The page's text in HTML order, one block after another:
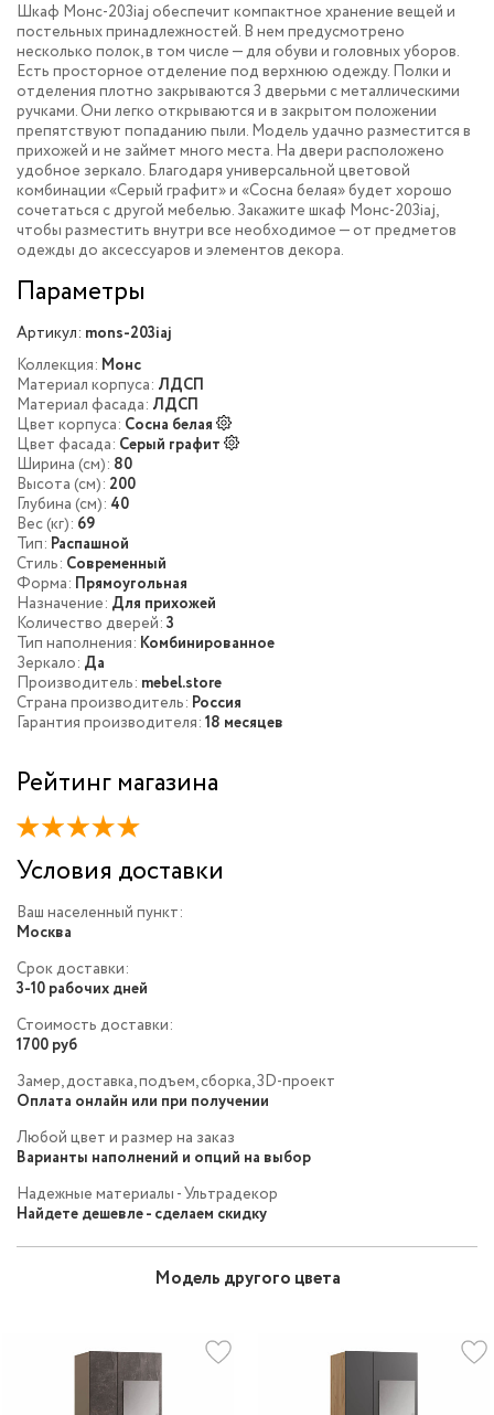
Шкаф Монс-203iaj обеспечит компактное хранение вещей и
постельных принадлежностей. В нем предусмотрено
несколько полок, в том числе — для обуви и головных уборов.
Есть просторное отделение под верхнюю одежду. Полки и
отделения плотно закрываются 3 дверьми с металлическими
ручками. Они легко открываются и в закрытом положении
препятствуют попаданию пыли. Модель удачно разместится в
прихожей и не займет много места. На двери расположено
удобное зеркало. Благодаря универсальной цветовой
комбинации «Серый графит» и «Сосна белая» будет хорошо
сочетаться с другой мебелью. Закажите шкаф Монс-203iaj,
чтобы разместить внутри все необходимое — от предметов
одежды до аксессуаров и элементов декора.
Параметры
Артикул: mons-203iaj
Коллекция: Монс
Материал корпуса: ЛДСП
Материал фасада: ЛДСП
Цвет корпуса: Сосна белая
Цвет фасада: Серый графит
Ширина (см): 80
Высота (см): 200
Глубина (см): 40
Вес (кг): 69
Тип: Распашной
Стиль: Современный
Форма: Прямоугольная
Назначение: Для прихожей
Количество дверей: 3
Тип наполнения: Комбинированное
Зеркало: Да
Производитель: mebel.store
Страна производитель: Россия
Гарантия производителя: 18 месяцев
Рейтинг магазина
Условия доставки
Ваш населенный пункт:
Москва
Срок доставки:
3-10 рабочих дней
Стоимость доставки:
1700 руб
Замер, доставка, подъем, сборка, 3D-проект
Оплата онлайн или при получении
Любой цвет и размер на заказ
Варианты наполнений и опций на выбор
Надежные материалы - Ультрадекор
Найдете дешевле - сделаем скидку
Модель другого цвета